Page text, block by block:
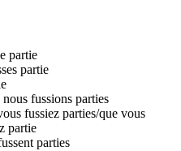
partie
partie
nous fussions parties
fussiez parties/que vous
partie
parties